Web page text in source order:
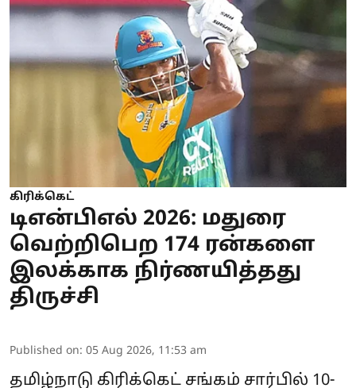
கிரிக்கெட்
டிஎன்பிஎல் 2026: மதுரை
வெற்றிபெற 174 ரன்களை
இலக்காக நிர்ணயித்தது
திருச்சி
Published on: 05 Aug 2026, 11:53 am
தமிழ்நாடு கிரிக்கெட் சங்கம் சார்பில் 10-